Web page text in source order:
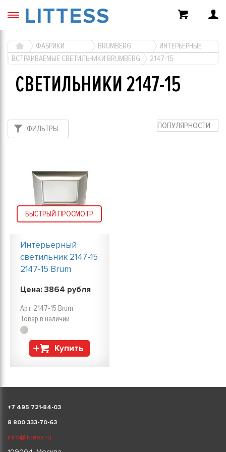
LITTESS
ФАБРИКИ BRUMBERG
ИНТЕРЬЕРНЫЕ
ВСТРАИВАЕМЫЕ СВЕТИЛЬНИКИ BRUMBERG
2147-15
СВЕТИЛЬНИКИ 2147-15
ПОПУЛЯРНОСТИ
ФИЛЬТРЫ
БЫСТРЫЙ ПРОСМОТР
Интерьерный
светильник 2147-15
2147-15 Brum
Цена: 3864 рубля
Арт. 2147-15 Brum
Товар в наличии
Купить
+7 495 721-84-03
8 800 333-70-63
info@littess.ru